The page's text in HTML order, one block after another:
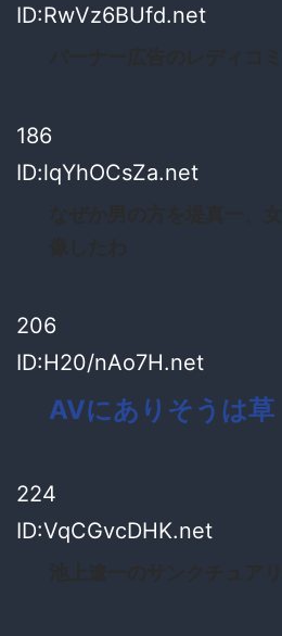
ID:RwVz6BUfd.net
186
ID:lqYhOCsZa.net
206
ID:H20/nAo7H.net
AVにありそうは草
224
ID:VqCGvcDHK.net